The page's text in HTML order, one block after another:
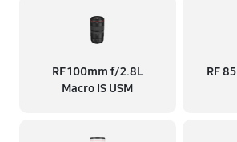
RF 100mm f/2.8L
Macro IS USM
RF